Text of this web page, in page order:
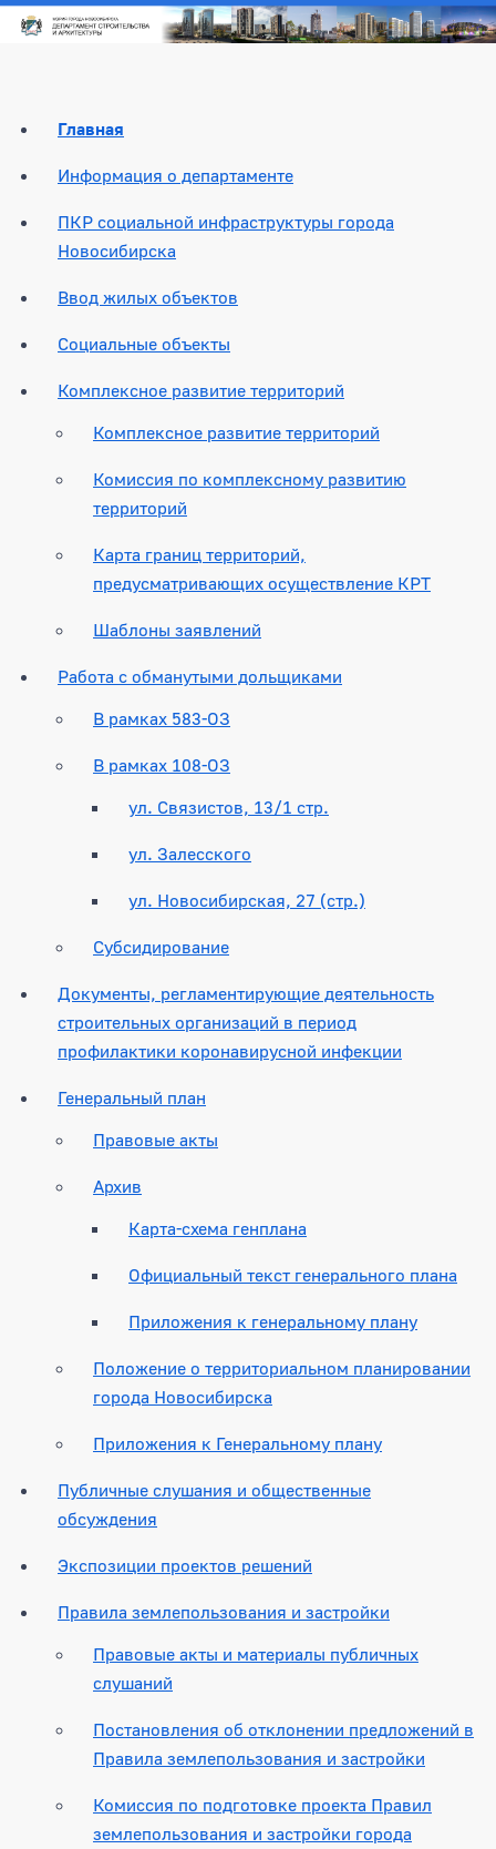
Главная
Информация о департаменте
ПКР социальной инфраструктуры города
Новосибирска
Ввод жилых объектов
Социальные объекты
Комплексное развитие территорий
Комплексное развитие территорий
Комиссия по комплексному развитию
территорий
Карта границ территорий,
предусматривающих осуществление КРТ
Шаблоны заявлений
Работа с обманутыми дольщиками
В рамках 583-ОЗ
В рамках 108-ОЗ
ул. Связистов, 13/1 стр.
ул. Залесского
ул. Новосибирская, 27 (стр.)
Субсидирование
Документы, регламентирующие деятельность
строительных организаций в период
профилактики коронавирусной инфекции
Генеральный план
Правовые акты
Архив
Карта-схема генплана
Официальный текст генерального плана
Приложения к генеральному плану
Положение о территориальном планировании
города Новосибирска
Приложения к Генеральному плану
Публичные слушания и общественные
обсуждения
Экспозиции проектов решений
Правила землепользования и застройки
Правовые акты и материалы публичных
слушаний
Постановления об отклонении предложений в
Правила землепользования и застройки
Комиссия по подготовке проекта Правил
землепользования и застройки города